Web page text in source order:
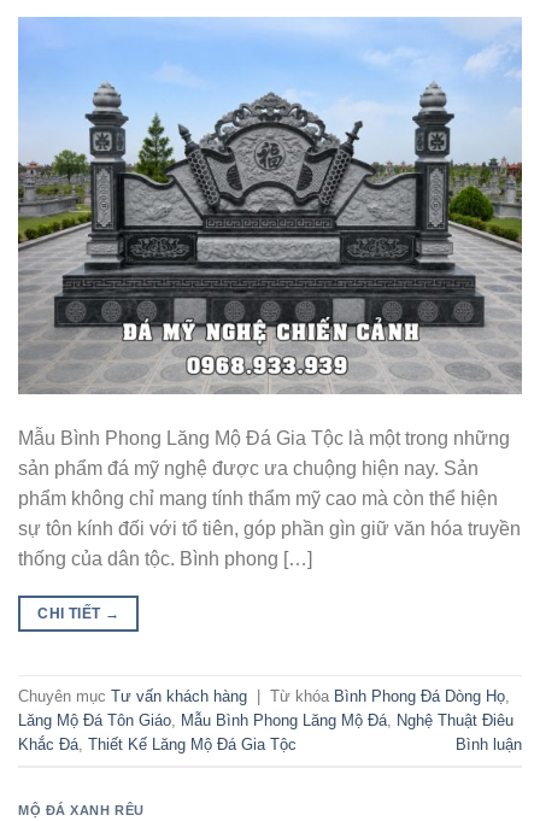
Mẫu Bình Phong Lăng Mộ Đá Gia Tộc là một trong những
sản phẩm đá mỹ nghệ được ưa chuộng hiện nay. Sản
phẩm không chỉ mang tính thẩm mỹ cao mà còn thể hiện
sự tôn kính đối với tổ tiên, góp phần gìn giữ văn hóa truyền
thống của dân tộc. Bình phong […]
CHI TIẾT →
Chuyên mục Tư vấn khách hàng Từ khóa Bình Phong Đá Dòng Họ
Lăng Mộ Đá Tôn Giáo
Mẫu Bình Phong Lăng Mộ Đá
Nghệ Thuật Điêu
Khắc Đá Thiết Kế Lăng Mộ Đá Gia Tộc Bình luận
MỘ ĐÁ XANH RÊU